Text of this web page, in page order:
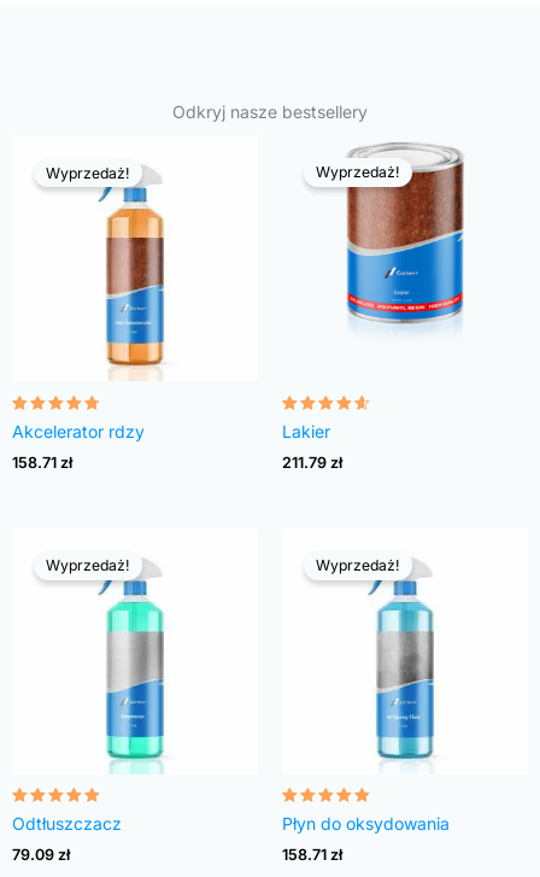
Odkryj nasze bestsellery
Wyprzedaż!
Oceniono
4.68
na 5
Akcelerator rdzy
158.71 zł
Wyprzedaż!
Oceniono
4.54
na 5
Lakier
211.79 zł
Wyprzedaż!
Oceniono
4.82
na 5
Odtłuszczacz
79.09 zł
Wyprzedaż!
Oceniono
4.83
na 5
Płyn do oksydowania
158.71 zł